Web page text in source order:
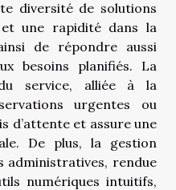
diversité de solutions
une rapidité dans la
de répondre aussi
besoins planifiés. La
service, alliée à la
urgentes ou
d’attente et assure une
De plus, la gestion
administratives, rendue
numériques intuitifs,